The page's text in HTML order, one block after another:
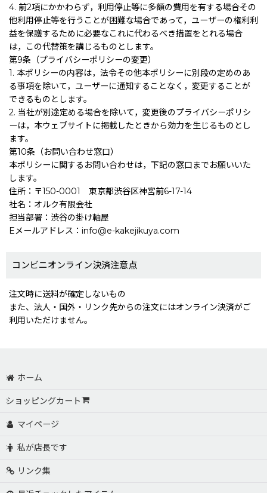
4. 前2項にかかわらず，利用停止等に多額の費用を有する場合その
他利用停止等を行うことが困難な場合であって，ユーザーの権利利
益を保護するために必要なこれに代わるべき措置をとれる場合
は，この代替策を講じるものとします。
第9条（プライバシーポリシーの変更）
1. 本ポリシーの内容は，法令その他本ポリシーに別段の定めのあ
る事項を除いて，ユーザーに通知することなく，変更することが
できるものとします。
2. 当社が別途定める場合を除いて，変更後のプライバシーポリシ
ーは，本ウェブサイトに掲載したときから効力を生じるものとし
ます。
第10条（お問い合わせ窓口）
本ポリシーに関するお問い合わせは，下記の窓口までお願いいた
します。
住所：〒150-0001 東京都渋谷区神宮前6-17-14
社名：オルク有限会社
担当部署：渋谷の掛け軸屋
Eメールアドレス：info@e-kakejikuya.com
コンビニオンライン決済注意点
注文時に送料が確定しないもの
また、法人・国外・リンク先からの注文にはオンライン決済がご
利用いただけません。
ホーム
ショッピングカート
マイページ
私が店長です
リンク集